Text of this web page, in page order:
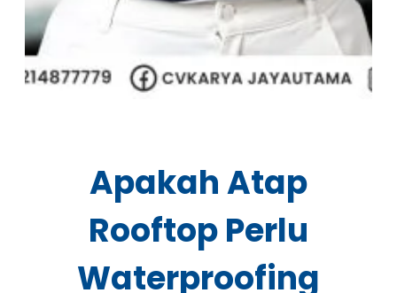
Apakah Atap
Rooftop Perlu
Waterproofing